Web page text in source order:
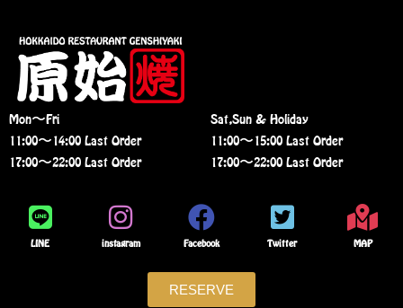
Mon〜Fri
11:00〜14:00 Last Order
17:00〜22:00 Last Order
Sat,Sun & Holiday
11:00〜15:00 Last Order
17:00〜22:00 Last Order
LINE instagram Facebook Twitter MAP
RESERVE